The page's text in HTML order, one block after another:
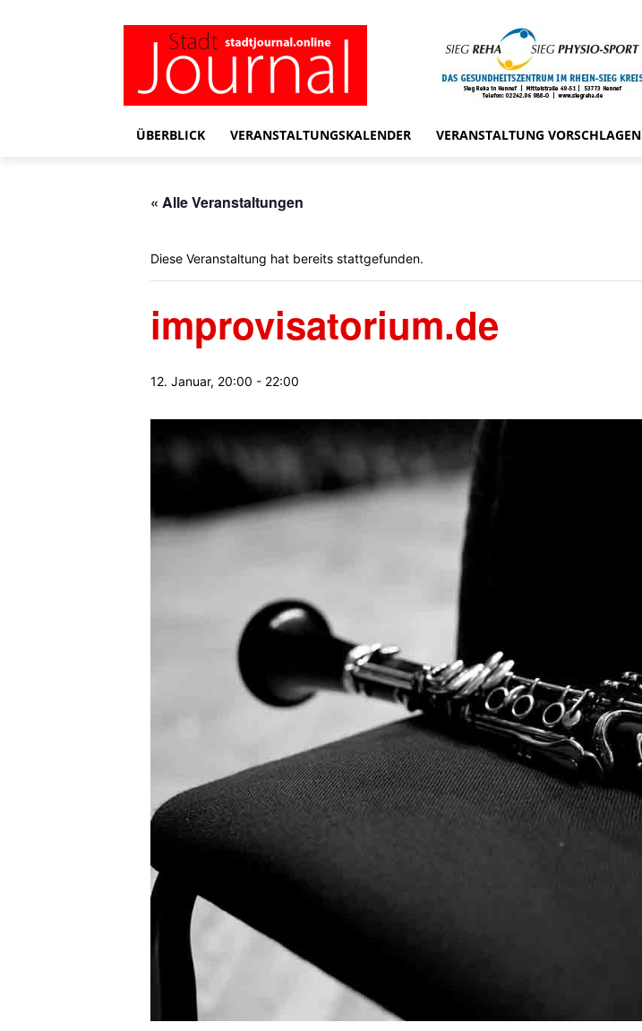
ÜBERBLICK VERANSTALTUNGSKALENDER VERANSTALTUNG VORSCHLAGEN
« Alle Veranstaltungen
Diese Veranstaltung hat bereits stattgefunden.
improvisatorium.de
12. Januar, 20:00 - 22:00